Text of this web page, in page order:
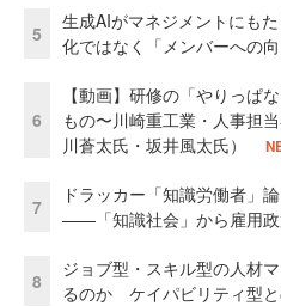
5
生成AIがマネジメントにも
化ではなく「メンバーへの向
6
【動画】研修の「やりっぱ
もの〜川崎重工業・人事担
川蒼太氏・坂井風太氏）
7
ドラッカー「知識労働者」
——「知識社会」から雇用政
8
ジョブ型・スキル型の人材
るのか ケイパビリティ型